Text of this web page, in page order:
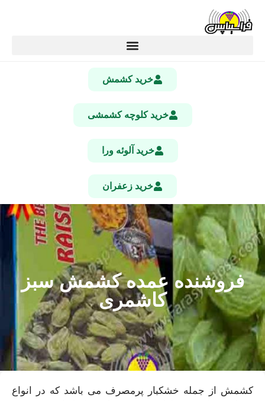
خرید کشمش
خرید کلوچه کشمشی
خرید آلوئه ورا
خرید زعفران
فروشنده عمده کشمش سبز
کاشمری
کشمش از جمله خشکبار پرمصرف می باشد که در انواع